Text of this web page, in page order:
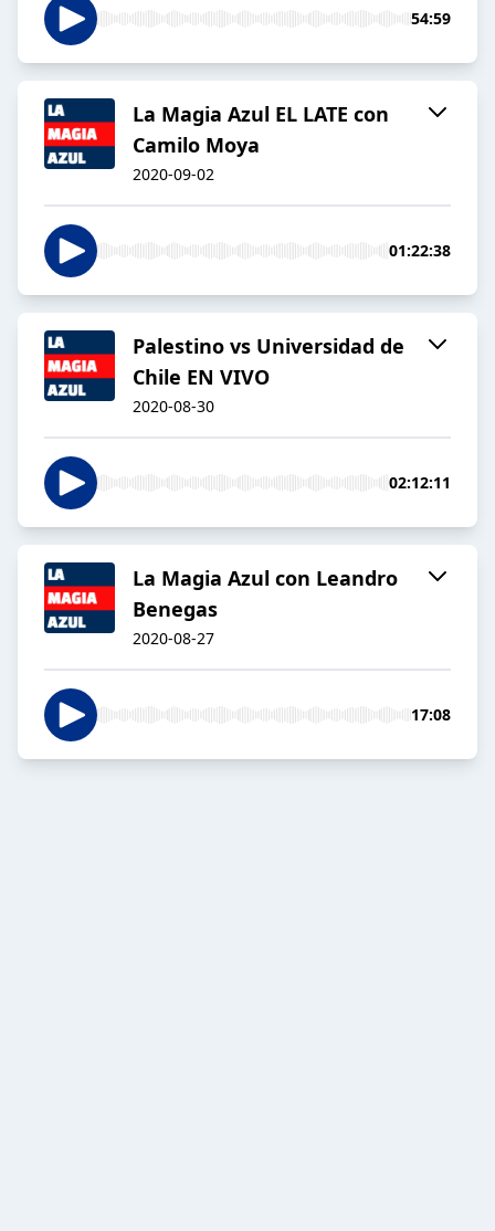
54:59
La Magia Azul EL LATE con
Camilo Moya
2020-09-02
01:22:38
Palestino vs Universidad de
Chile EN VIVO
2020-08-30
02:12:11
La Magia Azul con Leandro
Benegas
2020-08-27
17:08